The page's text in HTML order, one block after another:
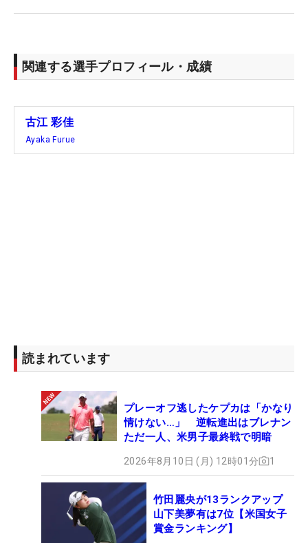
では、「イメージが出やすくなって、信頼して右に
打ち出すことができるようになった」という手応え
デート”は続いている。
た笹生優花に続き、2人目の同一メジャー大会2勝目
を目指す（21年の笹生はフィリピン国籍で優勝）。
「自分にとってイメージはいいコースだと思うの
で、テンションを上げながら、しっかり自分を持っ
てラウンドできれば」。フランスのパリで40.6度を
記録するなど、ヨーロッパを襲う熱波の影響で、今
年のエビアンは汗ばむような天候が続いている。そ
のなかでも、あの涼し気な表情で優勝争いをする姿
を再び見せたい。（文・間宮輝憲）
関連する選手プロフィール・成績
古江 彩佳
Ayaka Furue
読まれています
プレーオフ逃したケプカは「かなり
情けない…」 逆転進出はブレナン
ただ一人、米男子最終戦で明暗
2026年8月10日 (月) 12時01分 1
竹田麗央が13ランクアップ
山下美夢有は7位【米国女子
賞金ランキング】